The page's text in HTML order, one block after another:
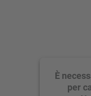
È
per